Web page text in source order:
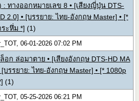
: ทางออกหมายเลข 8 • [เสียงญี่ปุ่น DTS-
2.0] • [บรรยาย: ไทย-อังกฤษ Master] • [*
ะหึ่ม *] (1)
06-01-2026 07:02 PM
อก ล่อมาตาย • [เสียงอังกฤษ DTS-HD MA
บรรยาย: ไทย-อังกฤษ Master] • [* 1080p
(1)
05-25-2026 06:21 PM